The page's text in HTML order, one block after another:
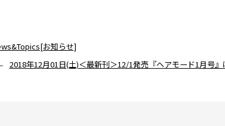
お知らせ]
2018年12月01日(土)＜最新刊＞12/1発売『ヘアモード1月号